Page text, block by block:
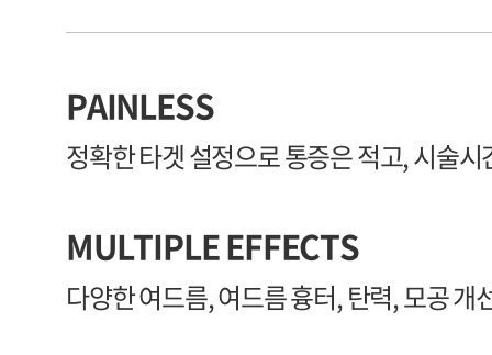
PAINLESS
정확한 타겟 설정으로 통증은 적고, 시술시
MULTIPLE EFFECTS
다양한 여드름, 여드름 흉터, 탄력, 모공 개